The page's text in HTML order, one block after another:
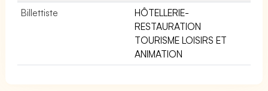
Billettiste
HÔTELLERIE-
RESTAURATION
TOURISME LOISIRS ET
ANIMATION